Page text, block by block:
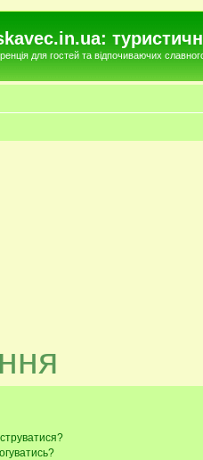
для гостей та відпочиваючих